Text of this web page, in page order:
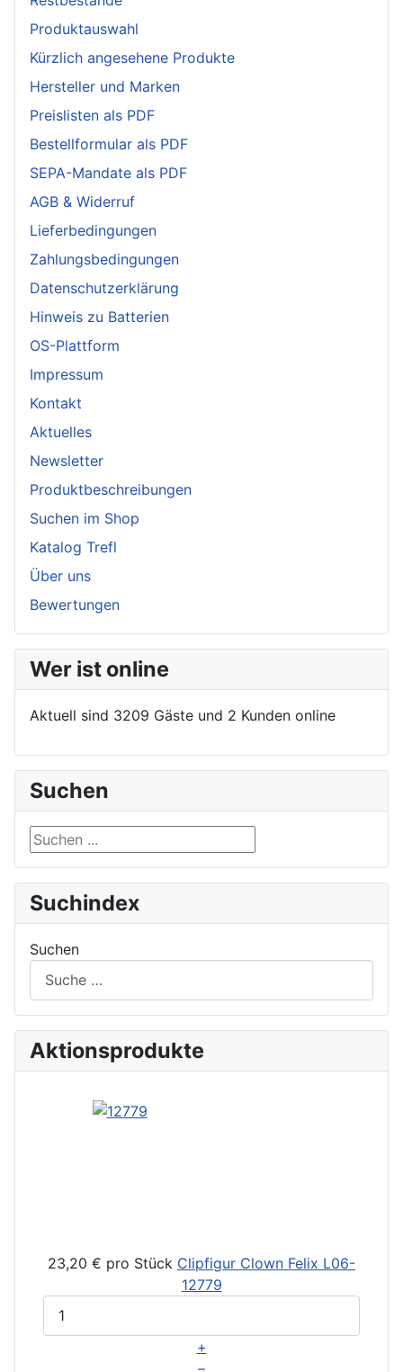
Produktauswahl
Kürzlich angesehene Produkte
Hersteller und Marken
Preislisten als PDF
Bestellformular als PDF
SEPA-Mandate als PDF
AGB & Widerruf
Lieferbedingungen
Zahlungsbedingungen
Datenschutzerklärung
Hinweis zu Batterien
OS-Plattform
Impressum
Kontakt
Aktuelles
Newsletter
Produktbeschreibungen
Suchen im Shop
Katalog Trefl
Über uns
Bewertungen
Wer ist online
Aktuell sind 3209 Gäste und 2 Kunden online
Suchen
Suchen ...
Suchindex
Suchen
Aktionsprodukte
23,20 € pro Stück Clipfigur Clown Felix L06-
12779
+
–